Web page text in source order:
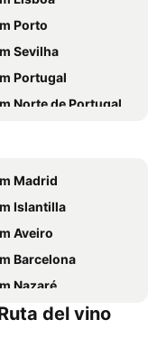
Porto
Sevilha
Portugal
Norte de Portugal
Espanha
Madrid
Islantilla
Aveiro
Barcelona
Nazaré
Penichedel vino